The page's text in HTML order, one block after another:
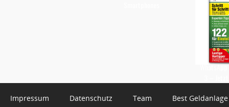
Impressum Datenschutz Team Best Geldanlage